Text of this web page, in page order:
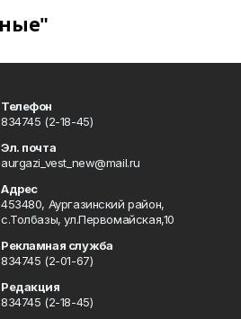
Телефон
834745 (2-18-45)
Эл. почта
aurgazi_vest_new@mail.ru
Адрес
453480, Аургазинский район,
с.Толбазы, ул.Первомайская,10
Рекламная служба
834745 (2-01-67)
Редакция
834745 (2-18-45)